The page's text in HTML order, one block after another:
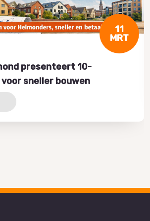
11
MRT
presenteert 10-
sneller bouwen